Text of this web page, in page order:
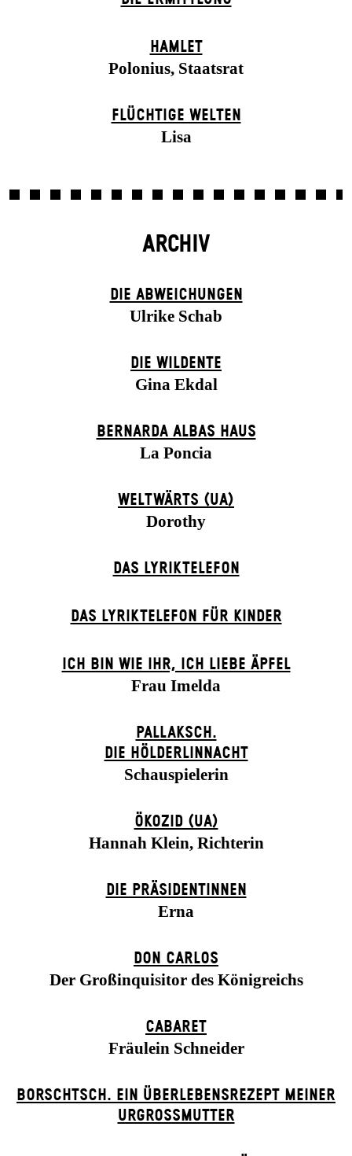
HAMLET
Polonius, Staatsrat
FLÜCHTIGE WELTEN
Lisa
ARCHIV
DIE ABWEICHUNGEN
Ulrike Schab
DIE WILDENTE
Gina Ekdal
BERNARDA ALBAS HAUS
La Poncia
WELTWÄRTS (UA)
Dorothy
DAS LYRIKTELEFON
DAS LYRIKTELEFON FÜR KINDER
ICH BIN WIE IHR, ICH LIEBE ÄPFEL
Frau Imelda
PALLAKSCH.
DIE HÖLDERLINNACHT
Schauspielerin
ÖKOZID (UA)
Hannah Klein, Richterin
DIE PRÄSI­DENT­INNEN
Erna
DON CARLOS
Der Großinquisitor des Königreichs
CABARET
Fräulein Schneider
BORSCHTSCH. EIN ÜBERLEBENSREZEPT MEINER
URGROSSMUTTER